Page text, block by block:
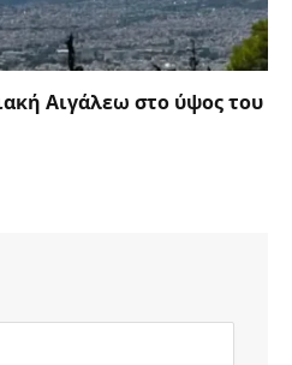
Αιγάλεω στο ύψος του